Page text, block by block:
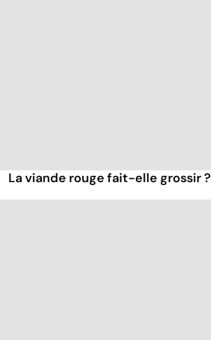
La viande rouge fait-elle grossir ?